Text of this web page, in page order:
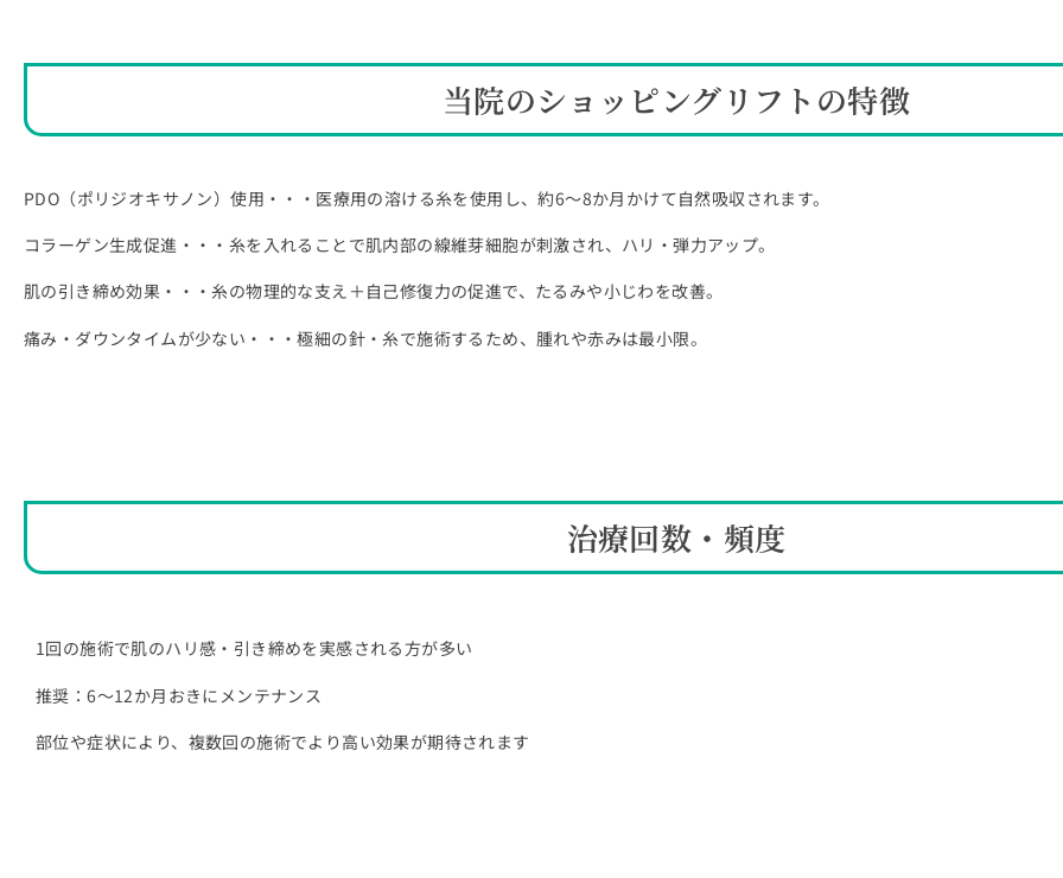
当院のショッピングリフトの特徴
PDO（ポリジオキサノン）使用・・・医療用の溶ける糸を使用し、約6～8か月かけて自然吸収されます。
コラーゲン生成促進・・・糸を入れることで肌内部の線維芽細胞が刺激され、ハリ・弾力アップ。
肌の引き締め効果・・・糸の物理的な支え＋自己修復力の促進で、たるみや小じわを改善。
痛み・ダウンタイムが少ない・・・極細の針・糸で施術するため、腫れや赤みは最小限。
治療回数・頻度
1回の施術で肌のハリ感・引き締めを実感される方が多い
推奨：6～12か月おきにメンテナンス
部位や症状により、複数回の施術でより高い効果が期待されます